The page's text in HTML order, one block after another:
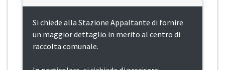
Si chiede alla Stazione Appaltante di fornire
un maggior dettaglio in merito al centro di
raccolta comunale.